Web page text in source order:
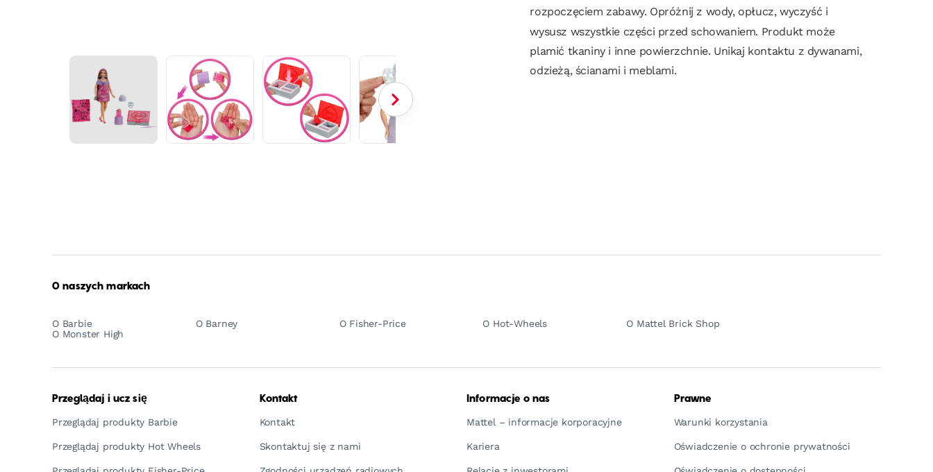
rozpoczęciem zabawy. Opróżnij z wody, opłucz, wyczyść i
wysusz wszystkie części przed schowaniem. Produkt może
plamić tkaniny i inne powierzchnie. Unikaj kontaktu z dywanami,
odzieżą, ścianami i meblami.
O naszych markach
O Barbie O Barney O Fisher-Price O Hot-Wheels
O Mattel Brick Shop
O Monster High
Przeglądaj i ucz się
Przeglądaj produkty Barbie
Przeglądaj produkty Hot Wheels
Kontakt
Kontakt
Skontaktuj się z nami
Informacje o nas
Mattel – informacje korporacyjne
Kariera
Prawne
Warunki korzystania
Oświadczenie o ochronie prywatności